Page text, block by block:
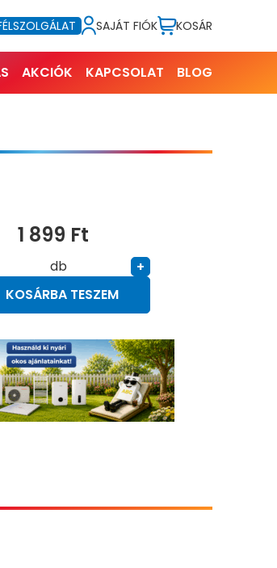
SAJÁT FIÓK KOSÁR
AKCIÓK KAPCSOLAT
BLOG
1 899 Ft
db
+
KOSÁRBA TESZEM